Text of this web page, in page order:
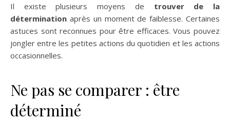
Il existe plusieurs moyens de trouver de la
détermination après un moment de faiblesse. Certaines
astuces sont reconnues pour être efficaces. Vous pouvez
jongler entre les petites actions du quotidien et les actions
occasionnelles.
Ne pas se comparer : être
déterminé